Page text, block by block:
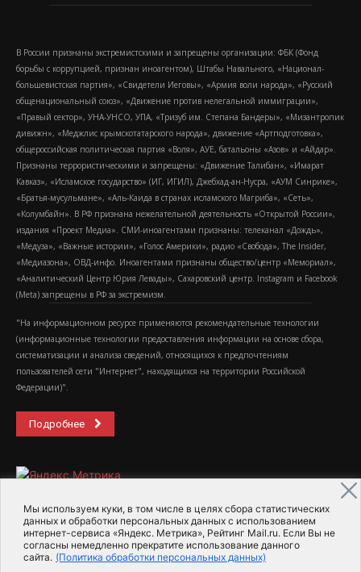
Мы используем куки, в том числе в целях сбора статистических
данных и обработки персональных данных с использованием
интернет-сервиса «Яндекс. Метрика», Рейтинг Mail.ru. Если Вы не
согласны немедленно прекратите использование данного
сайта. (Политика обработки персональных данных)
В России признаны экстремистскими и запрещены организации: ФБК (Фонд
борьбы с коррупцией, признан иноагентом), Штабы Навального, «Национал-
большевистская партия», «Свидетели Иеговы», «Армия воли народа», «Русский
общенациональный союз», «Движение против нелегальной иммиграции»,
«Правый сектор», УНА-УНСО, УПА, «Тризуб им. Степана Бандеры», «Мизантропик
дивижн», «Меджлис крымскотатарского народа», движение «Артподготовка»,
общероссийская политическая партия «Воля», АУЕ, батальоны «Азов» и «Айдар».
Признаны террористическими и запрещены: «Движение Талибан», «Имарат
Кавказ», «Исламское государство» (ИГ, ИГИЛ), Джебхад-ан-Нусра, «АУМ Синрике»,
«Братья-мусульмане», «Аль-Каида в странах исламского Магриба», «Сеть»,
«Колумбайн». В РФ признана нежелательной деятельность «Открытой России»,
издания «Проект Медиа». СМИ-иноагентами признаны: телеканал «Дождь»,
«Медуза», «Важные истории», «Голос Америки», радио «Свобода», The Insider,
«Медиазона», ОВД-инфо. Иноагентами признаны общество/центр «Мемориал»,
«Аналитический Центр Юрия Левады», Сахаровский центр. Instagram и Facebook
(Metа) запрещены в РФ за экстремизм.
"На информационном ресурсе применяются рекомендательные технологии
(информационные технологии предоставления информации на основе сбора,
систематизации и анализа сведений, относящихся к предпочтениям
пользователей сети "Интернет", находящихся на территории Российской
Федерации)".
Подробнее
2015-2026- Информационное агентство МедиаПоток